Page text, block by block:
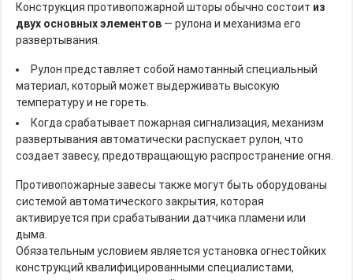
Конструкция противопожарной шторы обычно состоит из
двух основных элементов — рулона и механизма его
развертывания.
Рулон представляет собой намотанный специальный
материал, который может выдерживать высокую
температуру и не гореть.
Когда срабатывает пожарная сигнализация, механизм
развертывания автоматически распускает рулон, что
создает завесу, предотвращающую распространение огня.
Противопожарные завесы также могут быть оборудованы
системой автоматического закрытия, которая
активируется при срабатывании датчика пламени или
дыма.
Обязательным условием является установка огнестойких
конструкций квалифицированными специалистами,